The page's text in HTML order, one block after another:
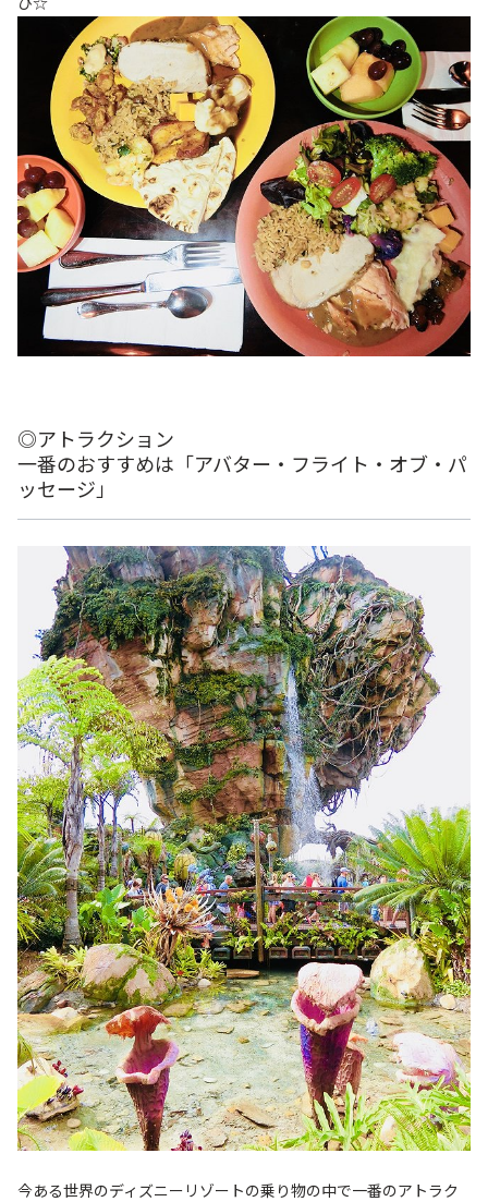
◎アトラクション
一番のおすすめは「アバター・フライト・オブ・パ
ッセージ」
今ある世界のディズニーリゾートの乗り物の中で一番のアトラク